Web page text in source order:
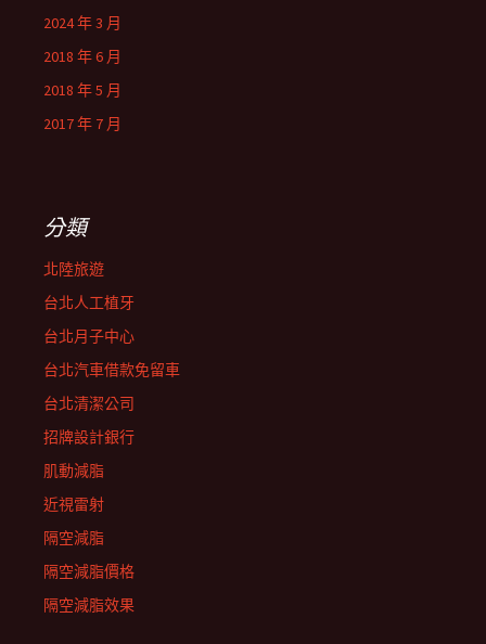
2024 年 3 月
2018 年 6 月
2018 年 5 月
2017 年 7 月
分類
北陸旅遊
台北人工植牙
台北月子中心
台北汽車借款免留車
台北清潔公司
招牌設計銀行
肌動減脂
近視雷射
隔空減脂
隔空減脂價格
隔空減脂效果